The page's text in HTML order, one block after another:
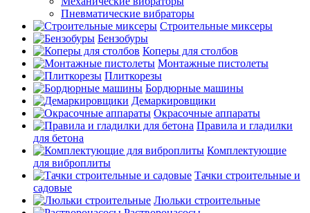
Пневматические вибраторы
Строительные миксеры
Бензобуры
Коперы для столбов
Монтажные пистолеты
Плиткорезы
Бордюрные машины
Демаркировщики
Окрасочные аппараты
Правила и гладилки
для бетона
Комплектующие
для виброплиты
Тачки строительные и
садовые
Люльки строительные